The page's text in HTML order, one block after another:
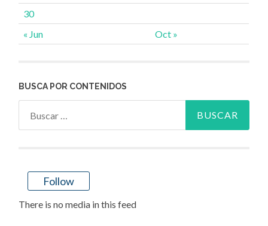
« Jun Oct »
30
BUSCA POR CONTENIDOS
Follow
There is no media in this feed